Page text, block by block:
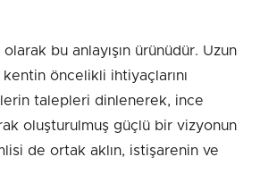
bu anlayışın ürünüdür. Uzun
kentin öncelikli ihtiyaçlarını
talepleri dinlenerek, ince
oluşturulmuş güçlü bir vizyonun
de ortak aklın, istişarenin ve